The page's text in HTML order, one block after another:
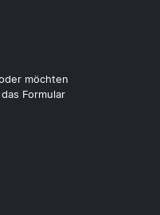
möchten
Formular